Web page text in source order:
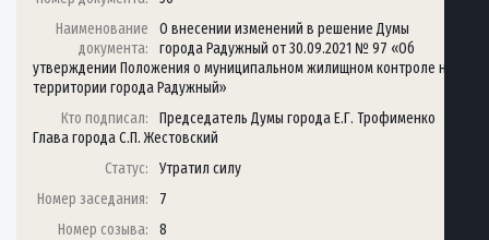
Наименование
документа:
О внесении изменений в решение Думы
города Радужный от 30.09.2021 № 97 «Об
утверждении Положения о муниципальном жилищном контроле на
территории города Радужный»
Кто подписал:
Председатель Думы города Е.Г. Трофименко
Глава города С.П. Жестовский
Статус:
Утратил силу
Номер заседания:
7
Номер созыва:
8